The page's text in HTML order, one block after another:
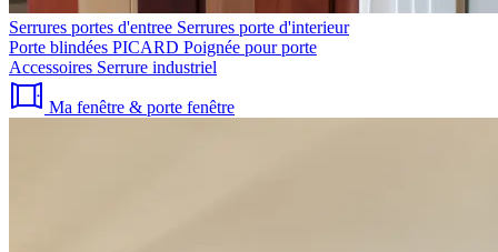
Serrures portes d'entree Serrures porte d'interieur
Porte blindées PICARD Poignée pour porte
Accessoires Serrure industriel
Ma fenêtre & porte fenêtre